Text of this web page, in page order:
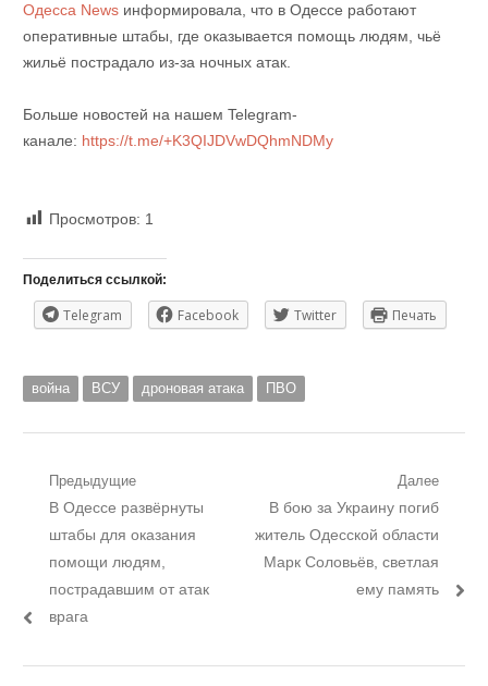
Одесса Newsинформировала, что в Одессе работают
оперативные штабы, где оказывается помощь людям, чьё
жильё пострадало из-за ночных атак.
Больше новостей на нашем Telegram-
канале: https://t.me/+K3QIJDVwDQhmNDMy
Просмотров: 1
Поделиться ссылкой:
Telegram Facebook Twitter Печать
война ВСУ дроновая атака ПВО
Навигация
записям
Предыдущие
Предыдущий
пост:
В Одессе развёрнуты
штабы для оказания
помощи людям,
пострадавшим от атак
врага
Далее
Следующий
пост:
В бою за Украину погиб
житель Одесской области
Марк Соловьёв, светлая
ему память